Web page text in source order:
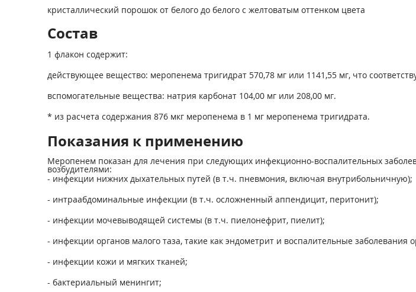
кристаллический порошок от белого до белого с желтоватым оттенком цвета
Состав
1 флакон содержит:
действующее вещество: меропенема тригидрат 570,78 мг или 1141,55 мг, что
вспомогательные вещества: натрия карбонат 104,00 мг или 208,00 мг.
* из расчета содержания 876 мкг меропенема в 1 мг меропенема тригидрата.
Показания к применению
Меропенем показан для лечения при следующих инфекционно-воспалительных
возбудителями:
- инфекции нижних дыхательных путей (в т.ч. пневмония, включая внутрибольничную);
- интраабдоминальные инфекции (в т.ч. осложненный аппендицит, перитонит);
- инфекции мочевыводящей системы (в т.ч. пиелонефрит, пиелит);
- инфекции органов малого таза, такие как эндометрит и воспалительные заболевания
- инфекции кожи и мягких тканей;
- бактериальный менингит;